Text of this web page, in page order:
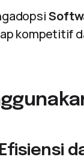
kompetitif